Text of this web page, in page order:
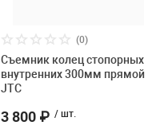
(0)
Съемник колец стопорных
внутренних 300мм прямой
JTC
3 800 ₽ / шт.